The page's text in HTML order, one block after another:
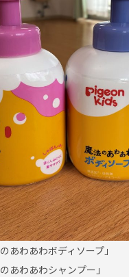
あわあわボディソープ」
あわあわシャンプー」